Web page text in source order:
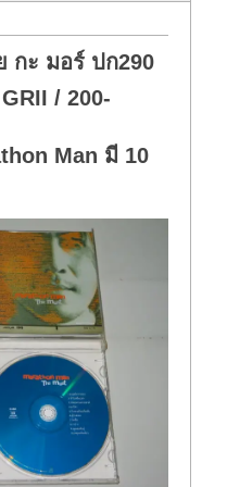
กะ มอร์ ปก290
/ 200-
Man มี 10